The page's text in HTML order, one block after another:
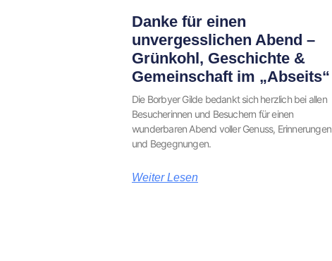
Danke für einen
unvergesslichen Abend –
Grünkohl, Geschichte &
Gemeinschaft im „Abseits“
Die Borbyer Gilde bedankt sich herzlich bei allen
Besucherinnen und Besuchern für einen
wunderbaren Abend voller Genuss, Erinnerungen
und Begegnungen.
Weiter Lesen